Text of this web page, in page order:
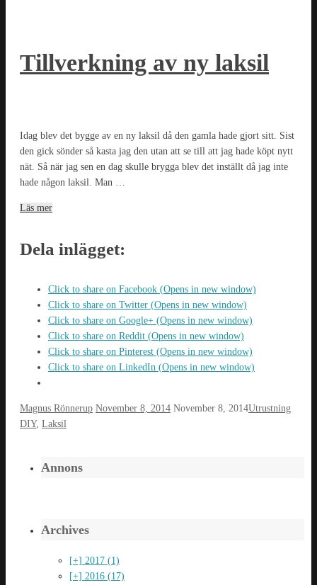
Tillverkning av ny laksil
Idag blev det bygge av en ny laksil då den gamla hade gjort sitt. Sist
den gick sönder så kasta jag den utan att se till att jag hade köpt nytt
nät. Så när jag sen en dag skulle brygga blev det inställt då jag inte
hade någon laksil. Man …
Läs mer
Dela inlägget:
Click to share on Facebook (Opens in new window)
Click to share on Twitter (Opens in new window)
Click to share on Google+ (Opens in new window)
Click to share on Reddit (Opens in new window)
Click to share on Pinterest (Opens in new window)
Click to share on LinkedIn (Opens in new window)
Magnus Rönnerup November 8, 2014 November 8, 2014Utrustning
DIY, Laksil
Annons
Archives
[+] 2017 (1)
[+] 2016 (17)